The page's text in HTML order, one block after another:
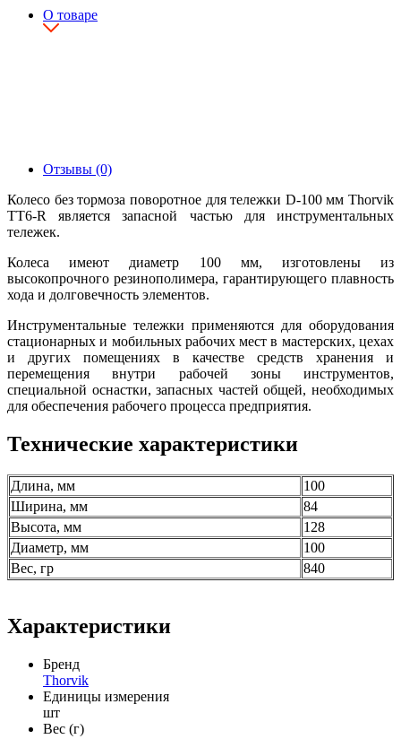
О товаре
Отзывы (0)
Колесо без тормоза поворотное для тележки D-100 мм Thorvik
TT6-R является запасной частью для инструментальных
тележек.
Колеса имеют диаметр 100 мм, изготовлены из
высокопрочного резинополимера, гарантирующего плавность
хода и долговечность элементов.
Инструментальные тележки применяются для оборудования
стационарных и мобильных рабочих мест в мастерских, цехах
и других помещениях в качестве средств хранения и
перемещения внутри рабочей зоны инструментов,
специальной оснастки, запасных частей общей, необходимых
для обеспечения рабочего процесса предприятия.
Технические характеристики
Длина, мм
100
Ширина, мм
84
Высота, мм
128
Диаметр, мм
100
Вес, гр
840
Характеристики
Бренд
Thorvik
Единицы измерения
шт
Вес (г)